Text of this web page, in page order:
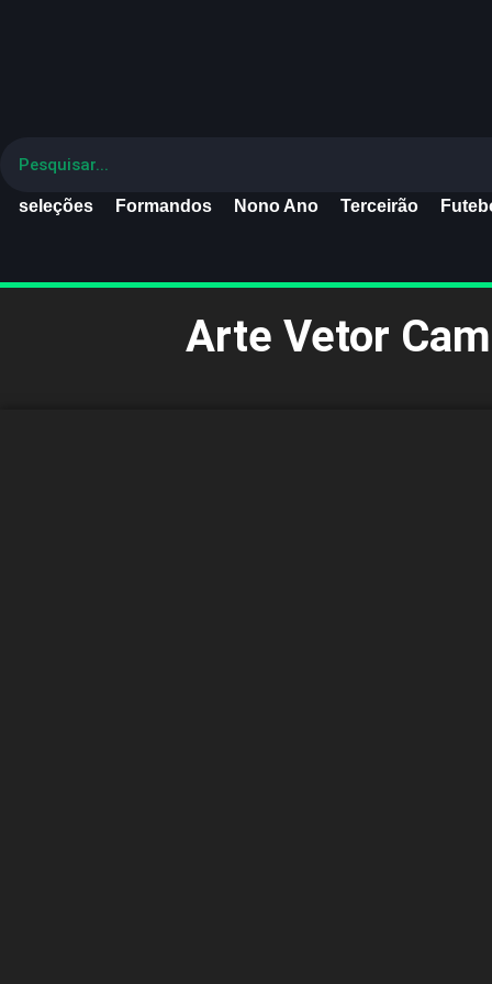
seleções Formandos Nono Ano Terceirão
Arte Vetor